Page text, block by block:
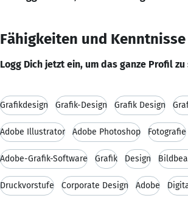
Fähigkeiten und Kenntnisse
Logg Dich jetzt ein, um das ganze Profil zu
Grafikdesign Grafik-Design Grafik Design
Adobe Illustrator Adobe Photoshop Fotografie
Adobe-Grafik-Software Grafik Design
Druckvorstufe Corporate Design Adobe